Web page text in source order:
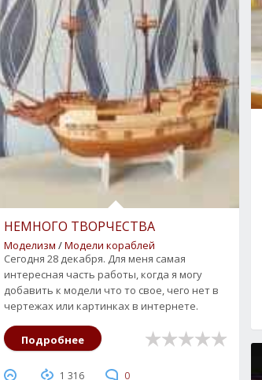
НЕМНОГО ТВОРЧЕСТВА
Моделизм /Модели кораблей
Сегодня 28 декабря. Для меня самая
интересная часть работы, когда я могу
добавить к модели что то свое, чего нет в
чертежах или картинках в интернете.
Подробнее
1 316
0